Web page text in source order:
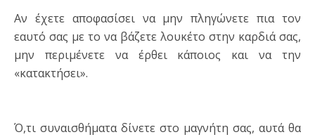
Αν έχετε αποφασίσει να μην πληγώνετε πια τον
εαυτό σας με το να βάζετε λουκέτο στην καρδιά σας,
μην περιμένετε να έρθει κά­ποιος και να την
«κατακτήσει».
Ό,τι συναισθήματα δίνετε στο μα­γνήτη σας, αυτά θα